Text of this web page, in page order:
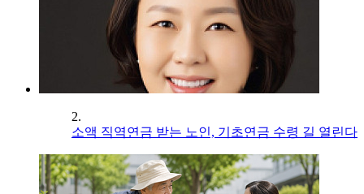
2.
소액 직역연금 받는 노인, 기초연금 수령 길 열린다